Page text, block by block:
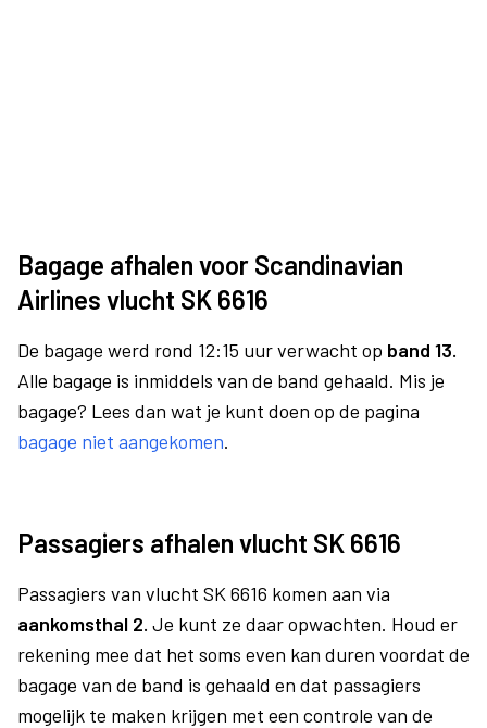
Bagage afhalen voor Scandinavian
Airlines vlucht SK 6616
De bagage werd rond 12:15 uur verwacht op band 13.
Alle bagage is inmiddels van de band gehaald. Mis je
bagage? Lees dan wat je kunt doen op de pagina
bagage niet aangekomen.
Passagiers afhalen vlucht SK 6616
Passagiers van vlucht SK 6616 komen aan via
aankomsthal 2. Je kunt ze daar opwachten. Houd er
rekening mee dat het soms even kan duren voordat de
bagage van de band is gehaald en dat passagiers
mogelijk te maken krijgen met een controle van de